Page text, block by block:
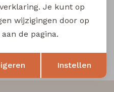
levering
Opslaan
Je kunt op
wijzigingen door op
de pagina.
Instellen